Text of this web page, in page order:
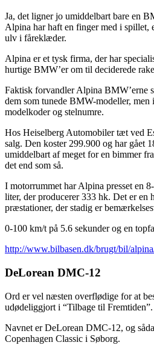
Ja, det ligner jo umiddelbart bare en
Alpina har haft en finger med i spillet,
ulv i fåreklæder.
Alpina er et tysk firma, der har
hurtige BMW’er om til deciderede
Faktisk forvandler Alpina BMW’erne
dem som tunede BMW-modeller, men
modelkoder og stelnumre.
Hos Heiselberg Automobiler tæt ved
salg. Den koster 299.900 og har gået
umiddelbart af meget for en bimmer
det end som så.
I motorrummet har Alpina presset en
liter, der producerer 333 hk. Det er en
præstationer, der stadig er
0-100 km/t på 5.6 sekunder og en
http://www.bilbasen.dk/brugt/bil/
DeLorean DMC-12
Ord er vel næsten overflødige for at
udødeliggjort i “Tilbage til Fremtiden”.
Navnet er DeLorean DMC-12, og
Copenhagen Classic i Søborg.